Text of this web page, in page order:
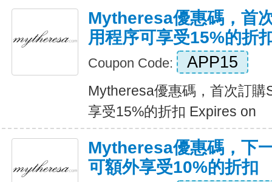
Mytheresa優惠碼，首
用程序可享受15%的折
Coupon Code: APP15
Mytheresa優惠碼，首次訂
享受15%的折扣 Expires on
Mytheresa優惠碼，下
可額外享受10%的折扣